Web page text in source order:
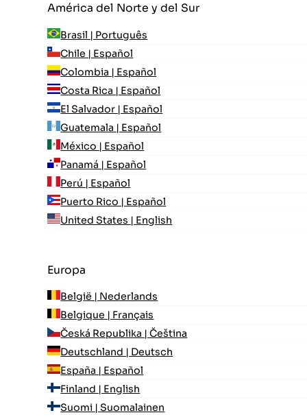
América del Norte y del Sur
Brasil | Português
Chile | Español
Colombia | Español
Costa Rica | Español
El Salvador | Español
Guatemala | Español
México | Español
Panamá | Español
Perú | Español
Puerto Rico | Español
United States | English
Europa
België | Nederlands
Belgique | Français
Česká Republika | Čeština
Deutschland | Deutsch
España | Español
Finland | English
Suomi | Suomalainen